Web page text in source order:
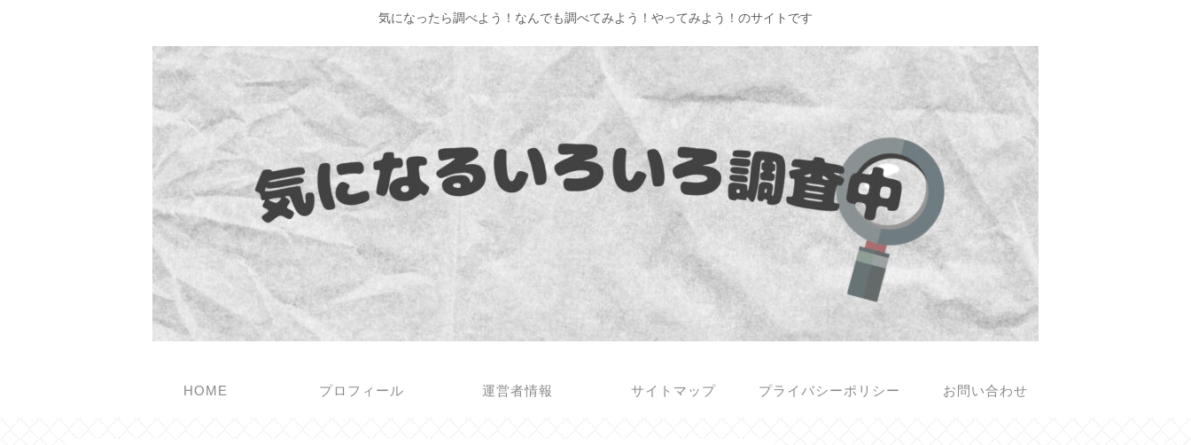
気になったら調べよう！なんでも調べてみよう！やってみよう！のサイトです
HOME プロフィール 運営者情報 サイトマップ プライバシーポリシー お問い合わせ